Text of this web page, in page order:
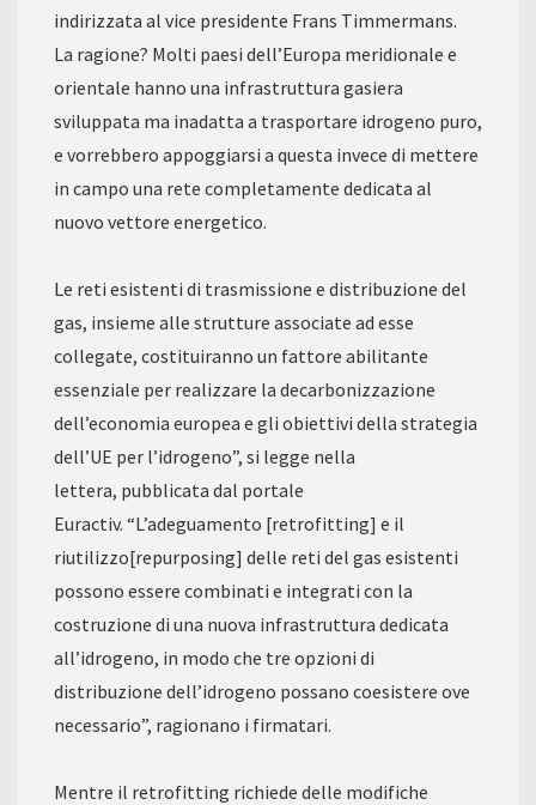
indirizzata al vice presidente Frans Timmermans.
La ragione? Molti paesi dell’Europa meridionale e
orientale hanno una infrastruttura gasiera
sviluppata ma inadatta a trasportare idrogeno puro,
e vorrebbero appoggiarsi a questa invece di mettere
in campo una rete completamente dedicata al
nuovo vettore energetico.
Le reti esistenti di trasmissione e distribuzione del
gas, insieme alle strutture associate ad esse
collegate, costituiranno un fattore abilitante
essenziale per realizzare la decarbonizzazione
dell’economia europea e gli obiettivi della strategia
dell’UE per l’idrogeno”, si legge nella
lettera, pubblicata dal portale
Euractiv. “L’adeguamento [retrofitting] e il
riutilizzo[repurposing] delle reti del gas esistenti
possono essere combinati e integrati con la
costruzione di una nuova infrastruttura dedicata
all’idrogeno, in modo che tre opzioni di
distribuzione dell’idrogeno possano coesistere ove
necessario”, ragionano i firmatari.
Mentre il retrofitting richiede delle modifiche